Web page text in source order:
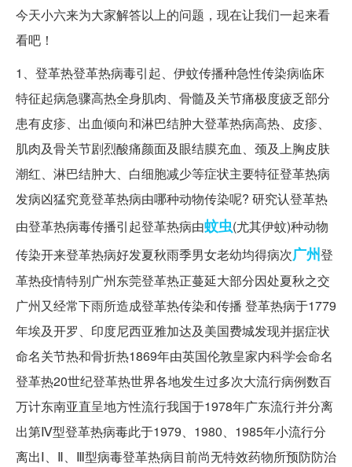
今天小六来为大家解答以上的问题，现在让我们一起来看
看吧！
1、登革热登革热病毒引起、伊蚊传播种急性传染病临床
特征起病急骤高热全身肌肉、骨髓及关节痛极度疲乏部分
患有皮疹、出血倾向和淋巴结肿大登革热病高热、皮疹、
肌肉及骨关节剧烈酸痛颜面及眼结膜充血、颈及上胸皮肤
潮红、淋巴结肿大、白细胞减少等症状主要特征登革热病
发病凶猛究竟登革热病由哪种动物传染呢? 研究认登革热
由登革热病毒传播引起登革热病由蚊虫(尤其伊蚊)种动物
传染开来登革热病好发夏秋雨季男女老幼均得病次广州登
革热疫情特别广州东莞登革热正蔓延大部分因处夏秋之交
广州又经常下雨所造成登革热传染和传播 登革热病于1779
年埃及开罗、印度尼西亚雅加达及美国费城发现并据症状
命名关节热和骨折热1869年由英国伦敦皇家内科学会命名
登革热20世纪登革热世界各地发生过多次大流行病例数百
万计东南亚直呈地方性流行我国于1978年广东流行并分离
出第Ⅳ型登革热病毒此于1979、1980、1985年小流行分
离出Ⅰ、Ⅱ、Ⅲ型病毒登革热病目前尚无特效药物所预防防治